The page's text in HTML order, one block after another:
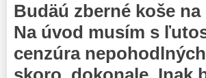
Budäú zberné koše
Na úvod musím s
cenzúra